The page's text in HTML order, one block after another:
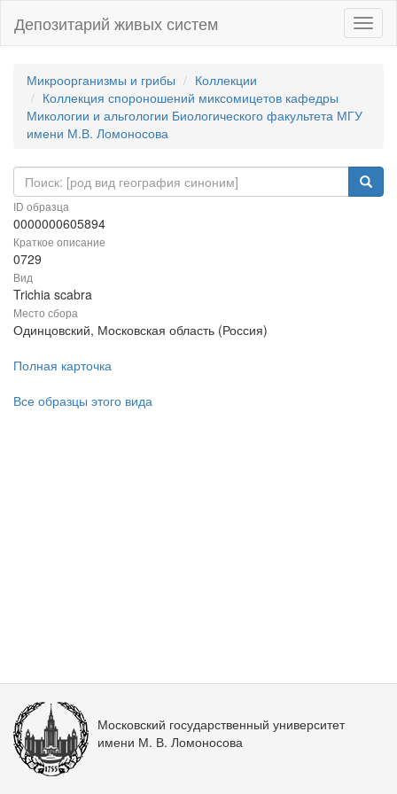
Депозитарий живых систем
Микроорганизмы и грибы
Коллекции
Коллекция спороношений миксомицетов кафедры
Микологии и альгологии Биологического факультета МГУ
имени М.В. Ломоносова
ID образца
0000000605894
Краткое описание
0729
Вид
Trichia scabra
Место сбора
Одинцовский, Московская область (Россия)
Полная карточка
Все образцы этого вида
Московский государственный университет
имени М. В. Ломоносова